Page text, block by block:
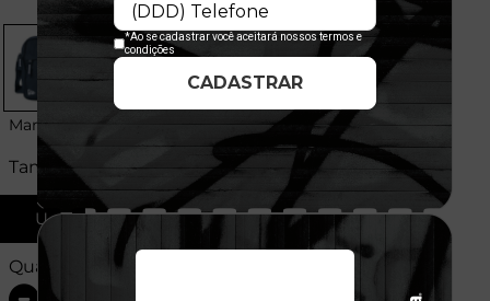
Marinho/Branco
Tamanhos:
U
Quantidade: